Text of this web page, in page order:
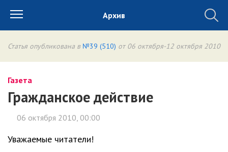
Архив
Статья опубликована в №39 (510) от 06 октября-12 октября 2010
Газета
Гражданское действие
06 октября 2010, 00:00
Уважаемые читатели!